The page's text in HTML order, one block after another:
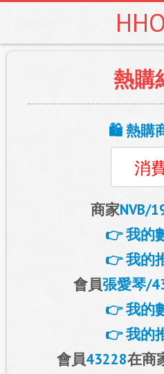
熱購
🛍️ 熱購
商家NVB/
👉 我的
👉 我的
會員張愛琴/
👉 我的
👉 我的
會員43228在商